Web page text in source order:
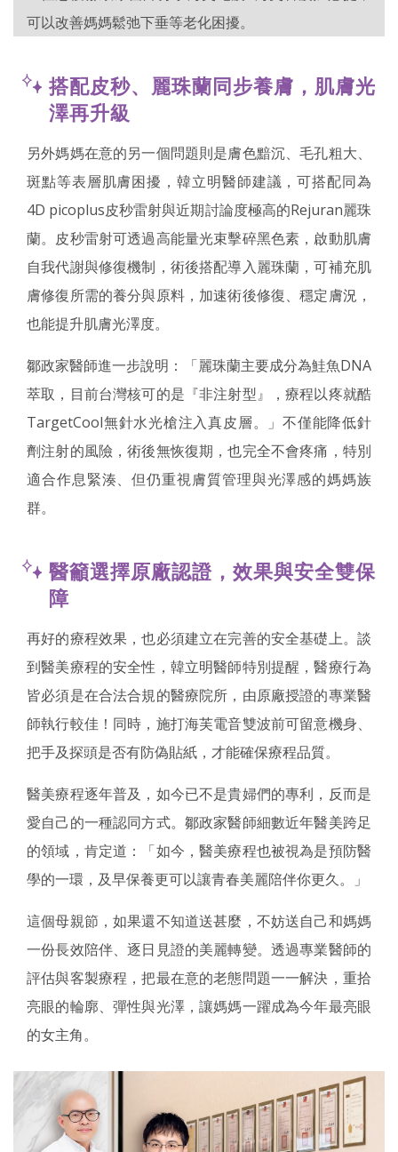
可以改善媽媽鬆弛下垂等老化困擾。
搭配皮秒、麗珠蘭同步養膚，肌膚光
澤再升級
另外媽媽在意的另一個問題則是膚色黯沉、毛孔粗大、
斑點等表層肌膚困擾，韓立明醫師建議，可搭配同為
4D picoplus皮秒雷射與近期討論度極高的Rejuran麗珠
蘭。皮秒雷射可透過高能量光束擊碎黑色素，啟動肌膚
自我代謝與修復機制，術後搭配導入麗珠蘭，可補充肌
膚修復所需的養分與原料，加速術後修復、穩定膚況，
也能提升肌膚光澤度。
鄒政家醫師進一步說明：「麗珠蘭主要成分為鮭魚DNA
萃取，目前台灣核可的是『非注射型』，療程以疼就酷
TargetCool無針水光槍注入真皮層。」不僅能降低針
劑注射的風險，術後無恢復期，也完全不會疼痛，特別
適合作息緊湊、但仍重視膚質管理與光澤感的媽媽族
群。
醫籲選擇原廠認證，效果與安全雙保
障
再好的療程效果，也必須建立在完善的安全基礎上。談
到醫美療程的安全性，韓立明醫師特別提醒，醫療行為
皆必須是在合法合規的醫療院所，由原廠授證的專業醫
師執行較佳！同時，施打海芙電音雙波前可留意機身、
把手及探頭是否有防偽貼紙，才能確保療程品質。
醫美療程逐年普及，如今已不是貴婦們的專利，反而是
愛自己的一種認同方式。鄒政家醫師細數近年醫美跨足
的領域，肯定道：「如今，醫美療程也被視為是預防醫
學的一環，及早保養更可以讓青春美麗陪伴你更久。」
這個母親節，如果還不知道送甚麼，不妨送自己和媽媽
一份長效陪伴、逐日見證的美麗轉變。透過專業醫師的
評估與客製療程，把最在意的老態問題一一解決，重拾
亮眼的輪廓、彈性與光澤，讓媽媽一躍成為今年最亮眼
的女主角。